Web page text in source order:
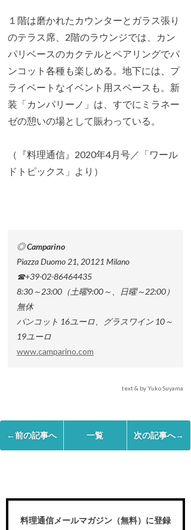
１階は磨かれたカウンターとガラス張り
のテラス席、2階のラウンジでは、カン
パリベースのカクテルとペアリングでパ
ンコット各種も楽しめる。地下には、プ
ライベートなイベント用スペースも。新
装「カンパリーノ」は、すでにミラネー
ゼの憩いの場として賑わっている。
（『料理通信』2020年4月号／「ワール
ドトピックス」より）
◎ Camparino
Piazza Duomo 21, 20121 Milano
☎+39-02-86464435
8:30～23:00（土曜9:00～、日曜～22:00）
無休
パンコット 16ユーロ、グラスワイン 10～
19ユーロ
www.camparino.com
text & by Yuko Suyama
←前の記事へ 一覧 次の記事へ→
料理通信メールマガジン（無料）に登録